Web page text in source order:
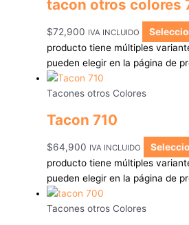
tacon otros colores
$72,900 IVA INCLUIDO
producto tiene múltiples
pueden elegir en la página de
Tacones otros Colores
Tacon 710
$64,900 IVA INCLUIDO
producto tiene múltiples
pueden elegir en la página de
Tacones otros Colores